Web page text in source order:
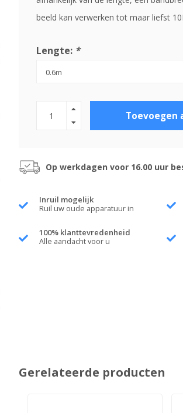
beeld kan verwerken tot maar liefst
Lengte: *
Toevoegen
Op werkdagen voor 16.00 uur
Inruil mogelijk
Ruil uw oude apparatuur in
100% klanttevredenheid
Alle aandacht voor u
Gerelateerde producten